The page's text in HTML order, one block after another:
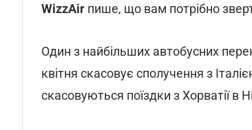
WizzAir пише, що вам потрібно
Один з найбільших автобусних
квітня скасовує сполучення з
скасовуються поїздки з Хорватії в